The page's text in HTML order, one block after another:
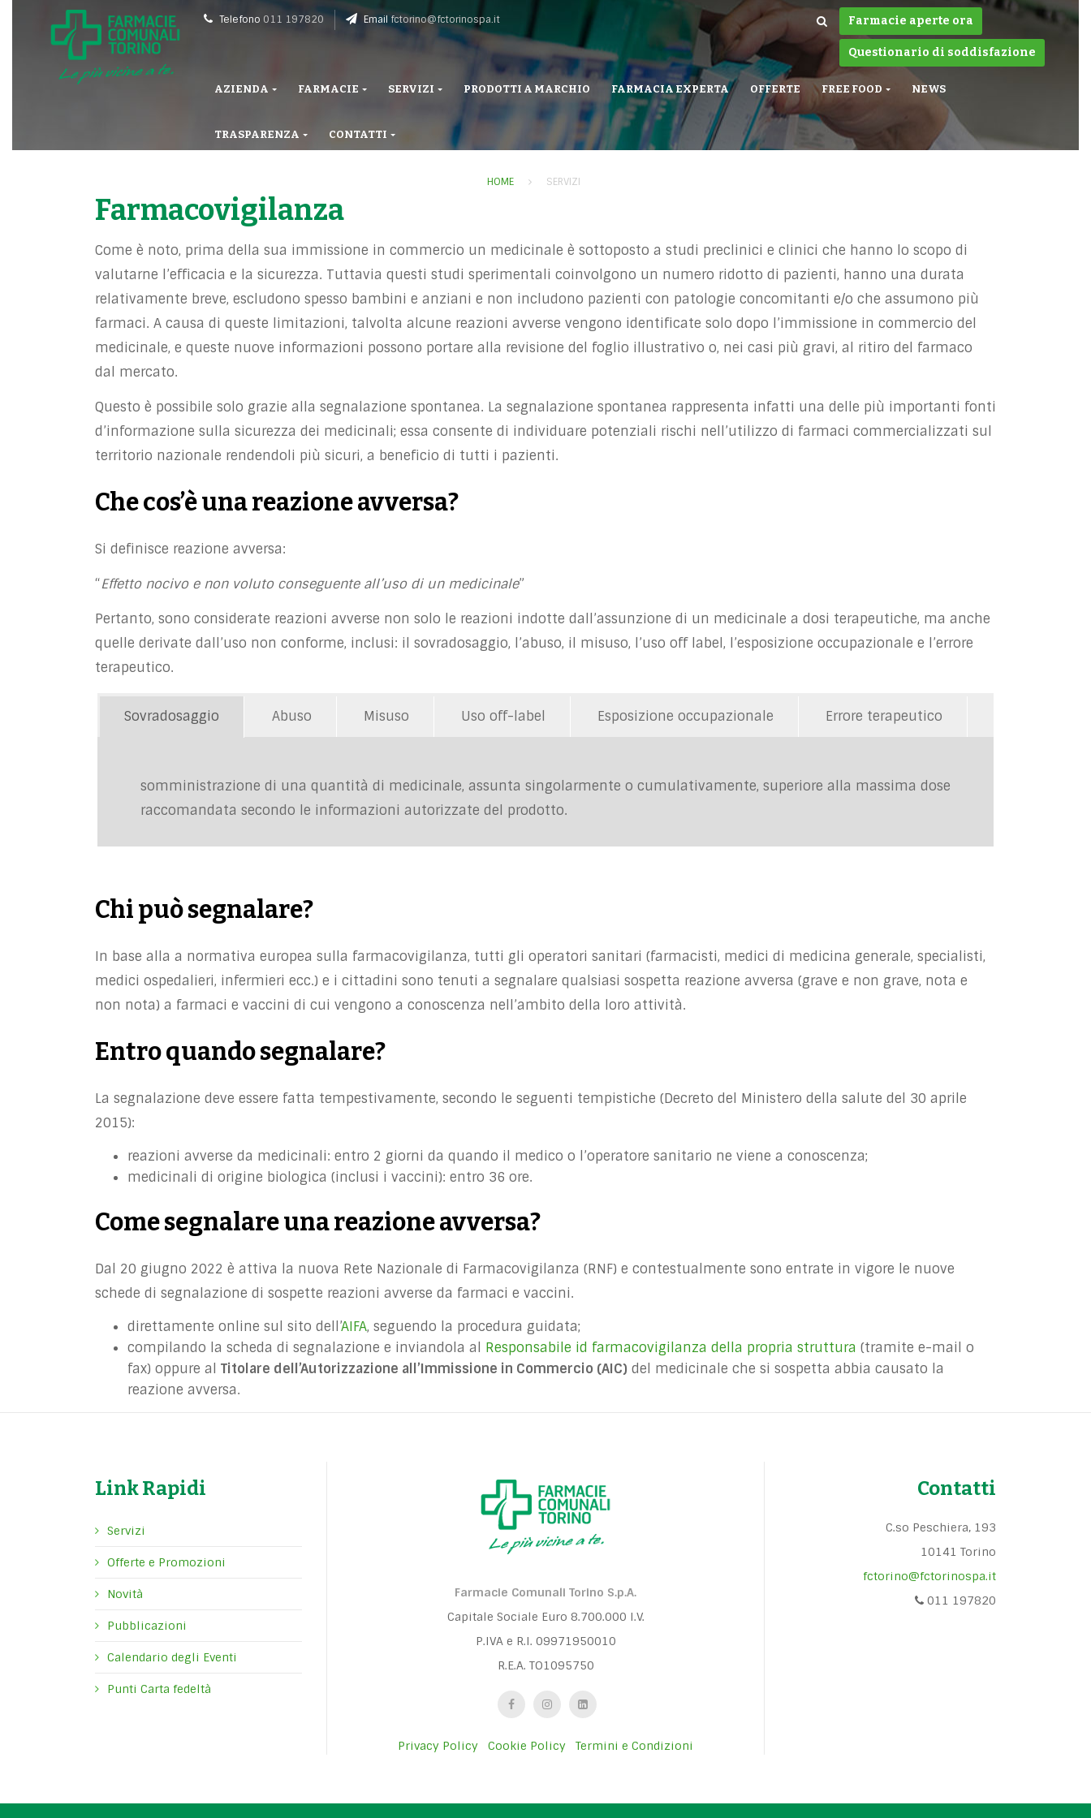
Farmacie aperte ora
Questionario di soddisfazione
Telefono 011 197820 Email fctorino@fctorinospa.it
AZIENDA FARMACIE SERVIZI PRODOTTI A MARCHIO FARMACIA EXPERTA OFFERTE FREE FOOD NEWS
TRASPARENZA CONTATTI
HOME SERVIZI
Farmacovigilanza
Come è noto, prima della sua immissione in commercio un medicinale è sottoposto a studi preclinici e clinici che hanno lo scopo di
valutarne l’efficacia e la sicurezza. Tuttavia questi studi sperimentali coinvolgono un numero ridotto di pazienti, hanno una durata
relativamente breve, escludono spesso bambini e anziani e non includono pazienti con patologie concomitanti e/o che assumono più
farmaci. A causa di queste limitazioni, talvolta alcune reazioni avverse vengono identificate solo dopo l’immissione in commercio del
medicinale, e queste nuove informazioni possono portare alla revisione del foglio illustrativo o, nei casi più gravi, al ritiro del farmaco
dal mercato.
Questo è possibile solo grazie alla segnalazione spontanea. La segnalazione spontanea rappresenta infatti una delle più importanti fonti
d’informazione sulla sicurezza dei medicinali; essa consente di individuare potenziali rischi nell’utilizzo di farmaci commercializzati sul
territorio nazionale rendendoli più sicuri, a beneficio di tutti i pazienti.
Che cos’è una reazione avversa?
Si definisce reazione avversa:
“Effetto nocivo e non voluto conseguente all’uso di un medicinale”
Pertanto, sono considerate reazioni avverse non solo le reazioni indotte dall’assunzione di un medicinale a dosi terapeutiche, ma anche
quelle derivate dall’uso non conforme, inclusi: il sovradosaggio, l’abuso, il misuso, l’uso off label, l’esposizione occupazionale e l’errore
terapeutico.
Sovradosaggio Abuso Misuso Uso off-label Esposizione occupazionale Errore terapeutico
somministrazione di una quantità di medicinale, assunta singolarmente o cumulativamente, superiore alla massima dose
raccomandata secondo le informazioni autorizzate del prodotto.
psicologici.
autorizzazione.
permette di distinguere tra misuso ed errore.
Chi può segnalare?
In base alla a normativa europea sulla farmacovigilanza, tutti gli operatori sanitari (farmacisti, medici di medicina generale, specialisti,
medici ospedalieri, infermieri ecc.) e i cittadini sono tenuti a segnalare qualsiasi sospetta reazione avversa (grave e non grave, nota e
non nota) a farmaci e vaccini di cui vengono a conoscenza nell’ambito della loro attività.
Entro quando segnalare?
La segnalazione deve essere fatta tempestivamente, secondo le seguenti tempistiche (Decreto del Ministero della salute del 30 aprile
2015):
reazioni avverse da medicinali: entro 2 giorni da quando il medico o l’operatore sanitario ne viene a conoscenza;
medicinali di origine biologica (inclusi i vaccini): entro 36 ore.
Come segnalare una reazione avversa?
Dal 20 giugno 2022 è attiva la nuova Rete Nazionale di Farmacovigilanza (RNF) e contestualmente sono entrate in vigore le nuove
schede di segnalazione di sospette reazioni avverse da farmaci e vaccini.
direttamente online sul sito dell’AIFA, seguendo la procedura guidata;
compilando la scheda di segnalazione e inviandola al Responsabile id farmacovigilanza della propria struttura (tramite e-mail o
fax) oppure al Titolare dell’Autorizzazione all’Immissione in Commercio (AIC) del medicinale che si sospetta abbia causato la
reazione avversa.
Link Rapidi
Servizi
Offerte e Promozioni
Novità
Pubblicazioni
Calendario degli Eventi
Punti Carta fedeltà
Farmacie Comunali Torino S.p.A.
Capitale Sociale Euro 8.700.000 I.V.
P.IVA e R.I. 09971950010
R.E.A. TO1095750
Privacy Policy Cookie Policy Termini e Condizioni
Contatti
C.so Peschiera, 193
10141 Torino
fctorino@fctorinospa.it
011 197820